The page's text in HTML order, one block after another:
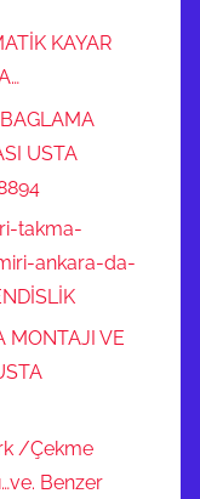
KAYAR
USTA
takma-
ankara-da-
MONTAJI VE
/Çekme
Benzer